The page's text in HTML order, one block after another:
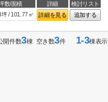
数/面積 詳細
検討リスト
/ 101.77㎡ 詳細を見る 追加する
開件数3棟 空き数3件1-3棟表示